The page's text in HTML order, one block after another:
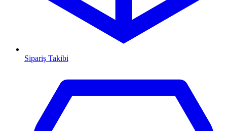
Sipariş Takibi